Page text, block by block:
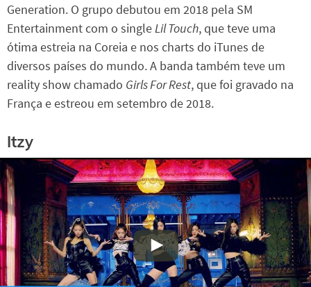
Generation. O grupo debutou em 2018 pela SM
Entertainment com o singleLil Touch, que teve uma
ótima estreia na Coreia e nos charts do iTunes de
diversos países do mundo. A banda também teve um
reality show chamado Girls For Rest, que foi gravado na
França e estreou em setembro de 2018.
Itzy